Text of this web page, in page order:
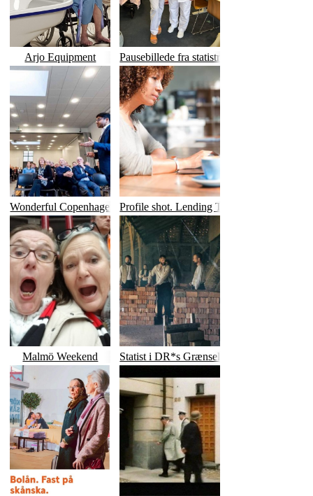
Arjo Equipment Pausebillede fra statistrolle
Wonderful Copenhagen Profile shot. Lending Tree.
Malmö Weekend Statist i DR*s Grænselandet